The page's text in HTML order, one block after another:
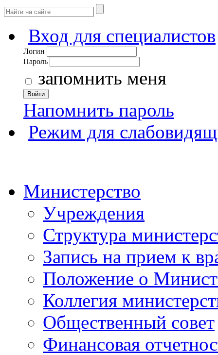
Вход для специалистов
Логин
Пароль
запомнить меня
Войти
Напомнить пароль
Режим для
Министерство
Учреждения
Структура
Запись на прием к
Положение о
Коллегия
Общественный совет
Финансовая